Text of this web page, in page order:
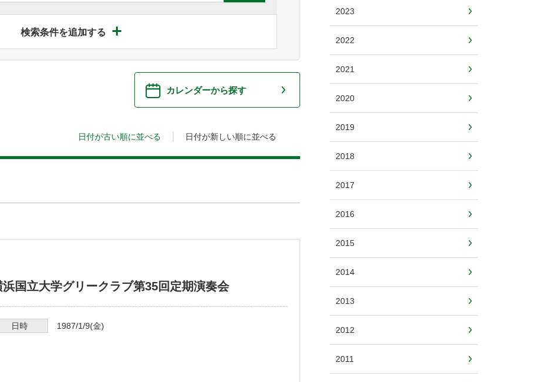
検索条件を追加する
カレンダーから探す
日付が古い順に並べる 日付が新しい順に並べる
浜国立大学グリークラブ第35回定期演奏会
日時 1987/1/9(金)
2023
2022
2021
2020
2019
2018
2017
2016
2015
2014
2013
2012
2011